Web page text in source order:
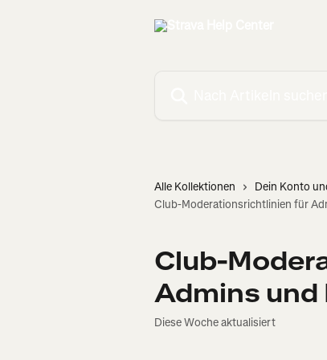
Alle Kollektionen Dein Konto
Club-Moderationsrichtlinien für
Club-
Admins und
Diese Woche aktualisiert